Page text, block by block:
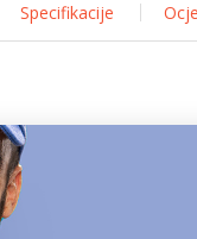
Specifikacije